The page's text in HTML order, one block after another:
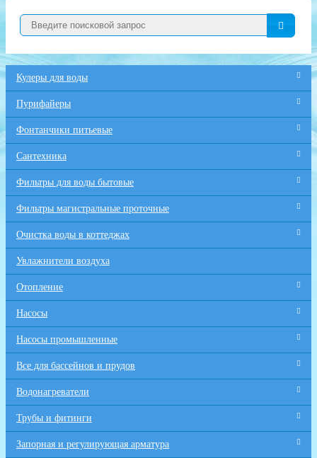
Кулеры для воды
Пурифайеры
Фонтанчики питьевые
Сантехника
Фильтры для воды бытовые
Фильтры магистральные проточные
Очистка воды в коттеджах
Увлажнители воздуха
Отопление
Насосы
Насосы промышленные
Все для бaссейнов и прудов
Водонагреватели
Трубы и фитинги
Запорная и регулирующая арматура